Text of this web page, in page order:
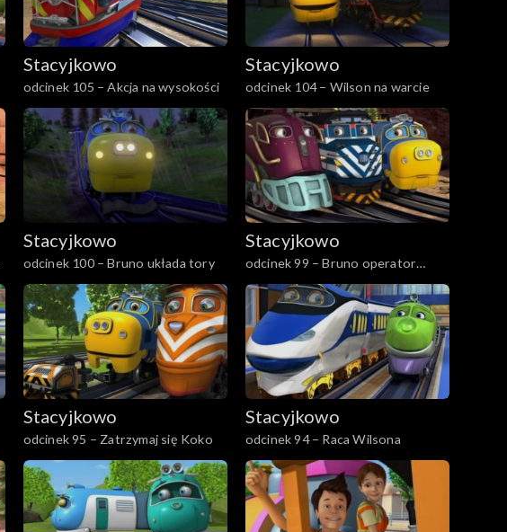
Stacyjkowo
odcinek 105 – Akcja na wysokości
Stacyjkowo
odcinek 104 – Wilson na warcie
Stacyjkowo
odcinek 100 – Bruno układa tory
Stacyjkowo
odcinek 99 – Bruno operator
dźwigu
Stacyjkowo
odcinek 95 – Zatrzymaj się Koko
Stacyjkowo
odcinek 94 – Raca Wilsona